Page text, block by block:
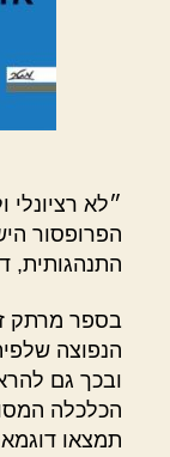
״לא
הפרופסור
התנהגותית,
בספר מרתק
הנפוצה
ובכך גם
הכלכלה
תמצאו